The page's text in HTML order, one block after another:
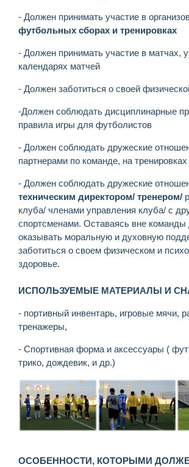
- Должен принимать участие в
футбольных сборах и тренировках
- Должен принимать участие в матчах,
календарях матчей
- Должен заботиться о своей
-Должен соблюдать дисциплинарные
правила игры для футболистов
- Должен соблюдать дружеские
партнерами по команде, на
- Должен соблюдать дружеские
техническим директором/ тренером/
клуба/ членами управления клуба/ с
спортсменами. Оставаясь вне
оказывать моральную и духовную
заботиться о своем физическом и
здоровье.
ИСПОЛЬЗУЕМЫЕ МАТЕРИАЛЫ И
- портивный инвентарь, игровые мячи,
тренажеры,
- Спортивная форма и аксессуары (
трико, дождевик, и др.)
ОСОБЕННОСТИ, КОТОРЫМИ